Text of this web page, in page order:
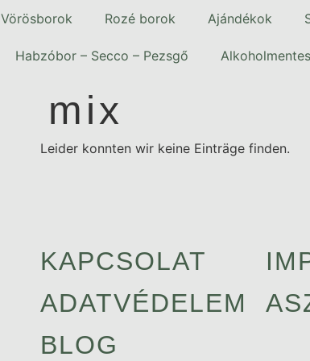
Vörösborok Rozé borok Ajándékok
Habzóbor – Secco – Pezsgő Alkoholmentes
mix
Leider konnten wir keine Einträge finden.
KAPCSOLAT
ADATVÉDELEM
BLOG